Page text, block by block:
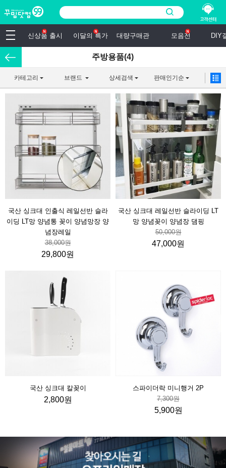
신상품 출시 이달의 특가 대량구매관 모음전 DIY
주방용품(4)
카테고리 브랜드 상세검색 판매인기순
국산 싱크대 인출식 레일선반 슬라
이딩 LT망 양념통 꽂이 양념망장 양
념장레일
38,000원
29,800원
국산 싱크대 레일선반 슬라이딩 LT
망 양념꽂이 양념장 댐핑
50,000원
47,000원
국산 싱크대 칼꽂이
2,800원
스파이더락 미니행거 2P
7,300원
5,900원